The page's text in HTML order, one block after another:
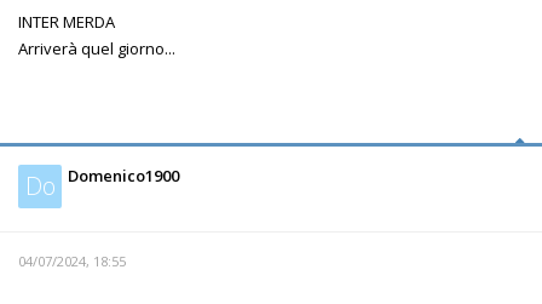
INTER MERDA
Arriverà quel giorno...
Do Domenico1900
04/07/2024, 18:55